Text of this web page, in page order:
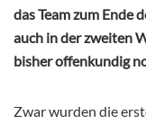
das Team zum Ende
auch in der zweiten
bisher offenkundig
Zwar wurden die